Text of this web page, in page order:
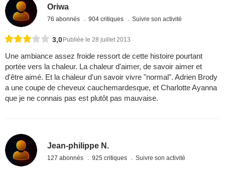
Oriwa
76 abonnés 904 critiques Suivre son activité
3,0 Publiée le 28 juillet 2013
Une ambiance assez froide ressort de cette histoire pourtant
portée vers la chaleur. La chaleur d'aimer, de savoir aimer et
d'être aimé. Et la chaleur d'un savoir vivre "normal". Adrien Brody
a une coupe de cheveux cauchemardesque, et Charlotte Ayanna
que je ne connais pas est plutôt pas mauvaise.
Jean-philippe N.
127 abonnés 925 critiques Suivre son activité